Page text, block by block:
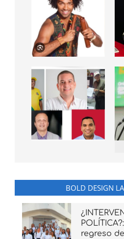
BOLD DESIGN
regreso